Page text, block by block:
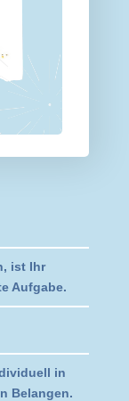
ist Ihr
Aufgabe.
in
Belangen.